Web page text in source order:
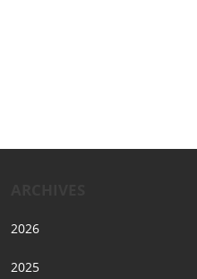
2026
2025